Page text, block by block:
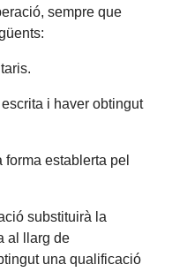
sempre que
i haver obtingut
establerta pel
substituirà la
al llarg de
una qualificació